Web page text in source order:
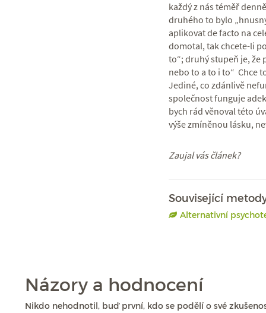
každý z nás téměř
druhého to bylo
aplikovat de facto na
domotal, tak chcete-li
to“; druhý stupeň je, že
nebo to a to i to“ Chce
Jediné, co zdánlivě
společnost funguje
bych rád věnoval této
výše zmíněnou lásku,
Zaujal vás článek?
Související
Alternativní
Názory a hodnocení
Nikdo nehodnotil, buď první, kdo se podělí o své